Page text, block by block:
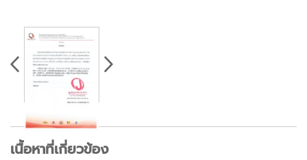
เนื้อหาที่เกี่ยวข้อง